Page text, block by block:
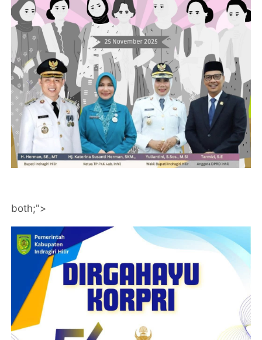
both;">